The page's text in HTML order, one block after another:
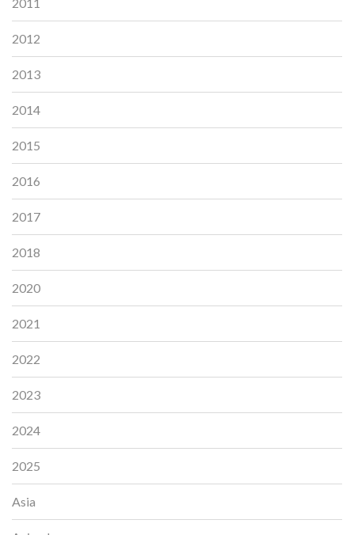
2012
2013
2014
2015
2016
2017
2018
2020
2021
2022
2023
2024
2025
Asia